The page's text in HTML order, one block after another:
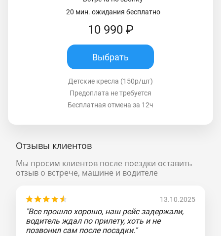
20 мин. ожидания бесплатно
10 990 ₽
Выбрать
Детские кресла (150р/шт)
Предоплата не требуется
Бесплатная отмена за 12ч
Отзывы клиентов
Мы просим клиентов после поездки оставить
отзыв о встрече, машине и водителе
13.10.2025
"Все прошло хорошо, наш рейс задержали,
водитель ждал по прилету, хоть и не
позвонил сам после посадки."